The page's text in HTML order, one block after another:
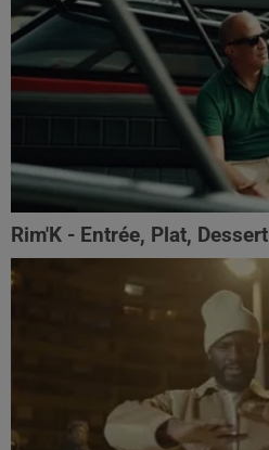
Rim'K - Entrée, Plat, Dessert